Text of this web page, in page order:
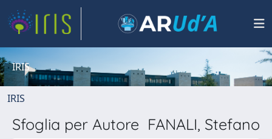
IRIS
IRIS
Sfoglia per Autore FANALI, Stefano